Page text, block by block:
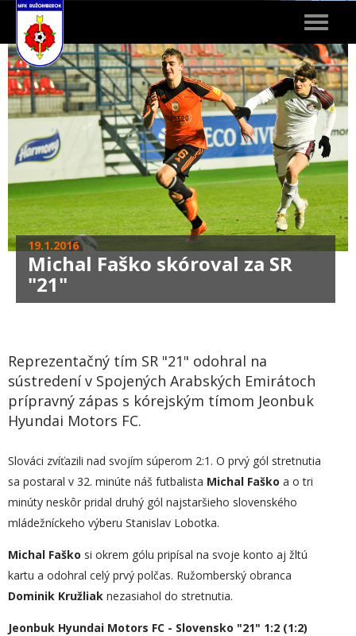
Toggle
19.1.2016
Michal Faško skóroval za SR
"21"
Reprezentačný tím SR "21" odohral na
sústredení v Spojených Arabských Emirátoch
prípravný zápas s kórejským tímom Jeonbuk
Hyundai Motors FC.
Slováci zvíťazili nad svojím súperom 2:1. O prvý gól stretnutia
sa postaral v 32. minúte náš futbalista Michal Faško a o tri
minúty neskôr pridal druhý gól najstaršieho slovenského
mládežníckeho výberu Stanislav Lobotka.
Michal Faško si okrem gólu pripísal na svoje konto aj žltú
kartu a odohral celý prvý polčas. Ružomberský obranca
Dominik Kružliak nezasiahol do stretnutia.
Jeonbuk Hyundai Motors FC - Slovensko "21" 1:2 (1:2)